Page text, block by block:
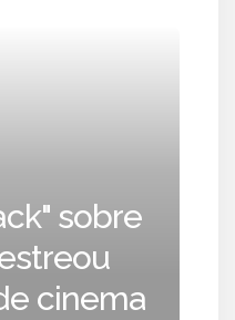
sobre
cinema